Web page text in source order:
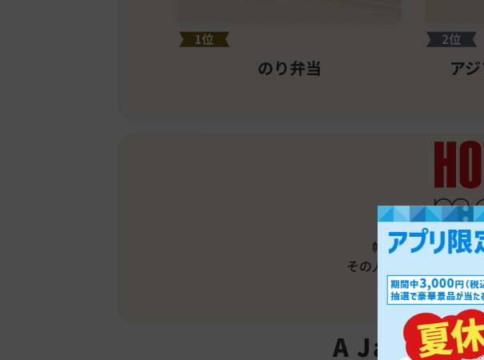
アジフライのりタル弁当
幅広い分野で活躍
その人ならではの"食"
A